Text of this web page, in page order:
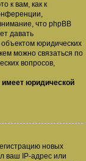
к вам, как к
что phpBB
давать
юридических
можно связаться по
вопросов,
имеет юридической
новых
ваш IP-адрес или